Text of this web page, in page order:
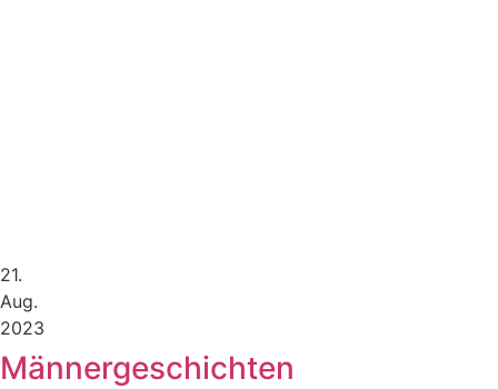
21.
Aug.
2023
Männergeschichten